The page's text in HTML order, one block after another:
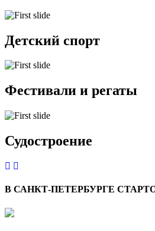
Детский спорт
Фестивали и регаты
Судостроение
В САНКТ-ПЕТЕРБУРГЕ